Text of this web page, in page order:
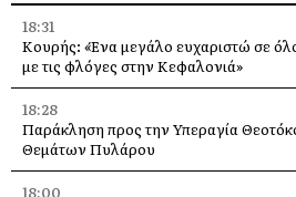
18:31
Κουρής: «Ένα μεγάλο ευχαριστώ σε
με τις φλόγες στην Κεφαλονιά»
18:28
Παράκληση προς την Υπεραγία
Θεμάτων Πυλάρου
18:00